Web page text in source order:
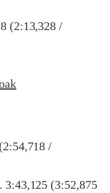
(2:13,328 /
/
(3:52,875